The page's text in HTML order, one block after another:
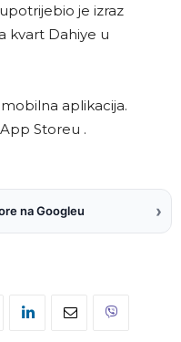
je izraz
kvart Dahiye u
aplikacija.
Storeu .
na Googleu ›